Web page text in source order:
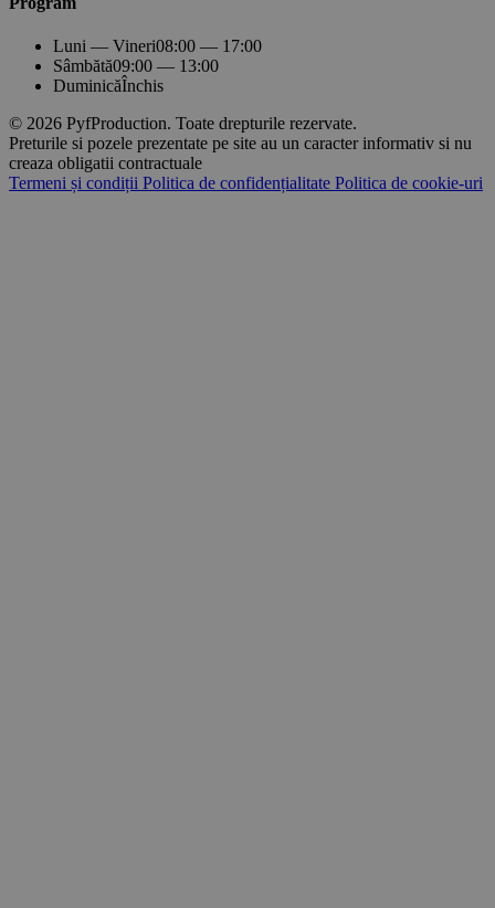
Luni — Vineri08:00 — 17:00
Sâmbătă09:00 — 13:00
DuminicăÎnchis
© 2026 PyfProduction. Toate drepturile rezervate.
Preturile si pozele prezentate pe site au un caracter informativ si nu
creaza obligatii contractuale
Termeni și condiții Politica de confidențialitate Politica de cookie-uri